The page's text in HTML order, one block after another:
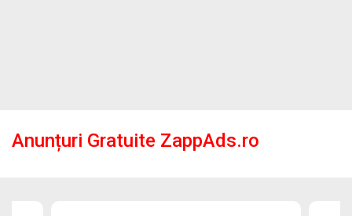
Anunțuri Gratuite ZappAds.ro